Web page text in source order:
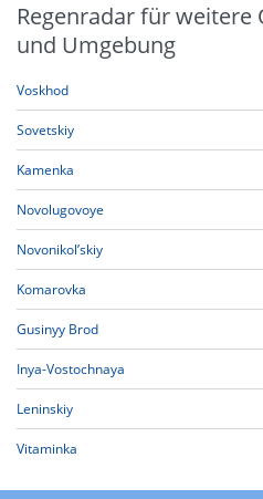
Regenradar für weitere
und Umgebung
Voskhod
Sovetskiy
Kamenka
Novolugovoye
Novonikol’skiy
Komarovka
Gusinyy Brod
Inya-Vostochnaya
Leninskiy
Vitaminka